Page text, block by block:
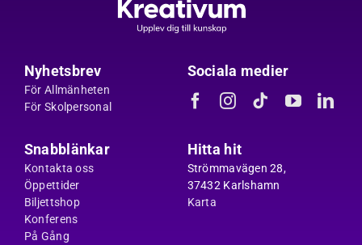
Nyhetsbrev
För Allmänheten
För Skolpersonal
Sociala medier
Snabblänkar
Kontakta oss
Öppettider
Biljettshop
Konferens
På Gång
Hitta hit
Strömmavägen 28,
37432 Karlshamn
Karta